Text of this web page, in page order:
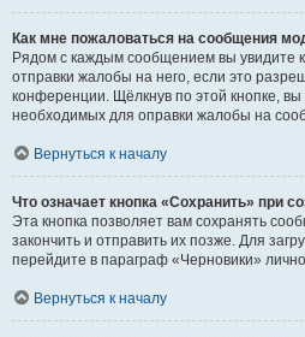
Как мне пожаловаться на сообщения
Рядом с каждым сообщением вы увидите
отправки жалобы на него, если это
конференции. Щёлкнув по этой кнопке,
необходимых для оправки жалобы на
Вернуться к началу
Что означает кнопка «Сохранить» при
Эта кнопка позволяет вам сохранять
закончить и отправить их позже. Для
перейдите в параграф «Черновики»
Вернуться к началу